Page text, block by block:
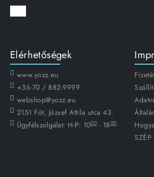
Elérhetőségek
www.yozz.eu
+36-70 / 882-9999
webshop@yozz.eu
2151 Fót, József Attila utca 43.
Ügyfélszolgálat: H-P: 1000 - 1800